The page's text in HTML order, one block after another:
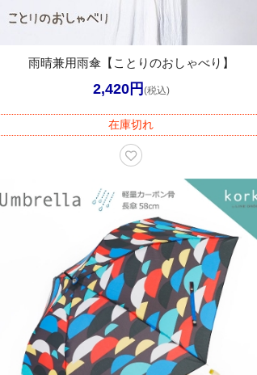
雨晴兼用雨傘【ことりのおしゃべり】
2,420円 (税込)
在庫切れ